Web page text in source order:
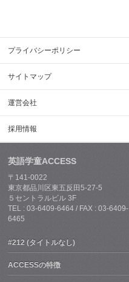
プライバシーポリシー
サイトマップ
運営会社
採用情報
英語学童ACCESS
〒141-0022
東京都品川区東五反田5-27-5
５セントラルビル 3F
TEL : 03-6409-6464 / FAX : 03-6409-
6465
#212 (タイトルなし)
ACCESSの特徴